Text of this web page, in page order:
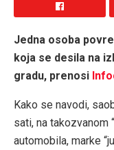
Jedna osoba
koja se desila na
gradu, prenosi
Kako se navodi,
sati, na takozvanom
automobila, marke